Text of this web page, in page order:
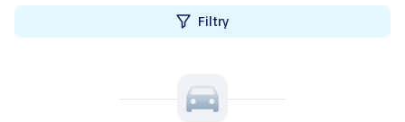
Filtry